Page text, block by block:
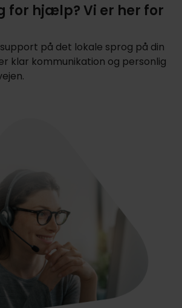
for hjælp? Vi er her for
på det lokale sprog på din
klar kommunikation og personlig